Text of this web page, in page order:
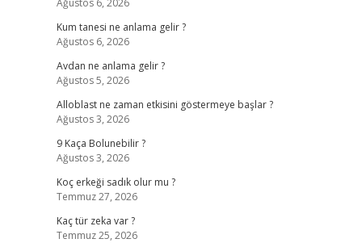
Ağustos 6, 2026
Kum tanesi ne anlama gelir ?
Ağustos 6, 2026
Avdan ne anlama gelir ?
Ağustos 5, 2026
Alloblast ne zaman etkisini göstermeye başlar ?
Ağustos 3, 2026
9 Kaça Bolunebilir ?
Ağustos 3, 2026
Koç erkeği sadık olur mu ?
Temmuz 27, 2026
Kaç tür zeka var ?
Temmuz 25, 2026